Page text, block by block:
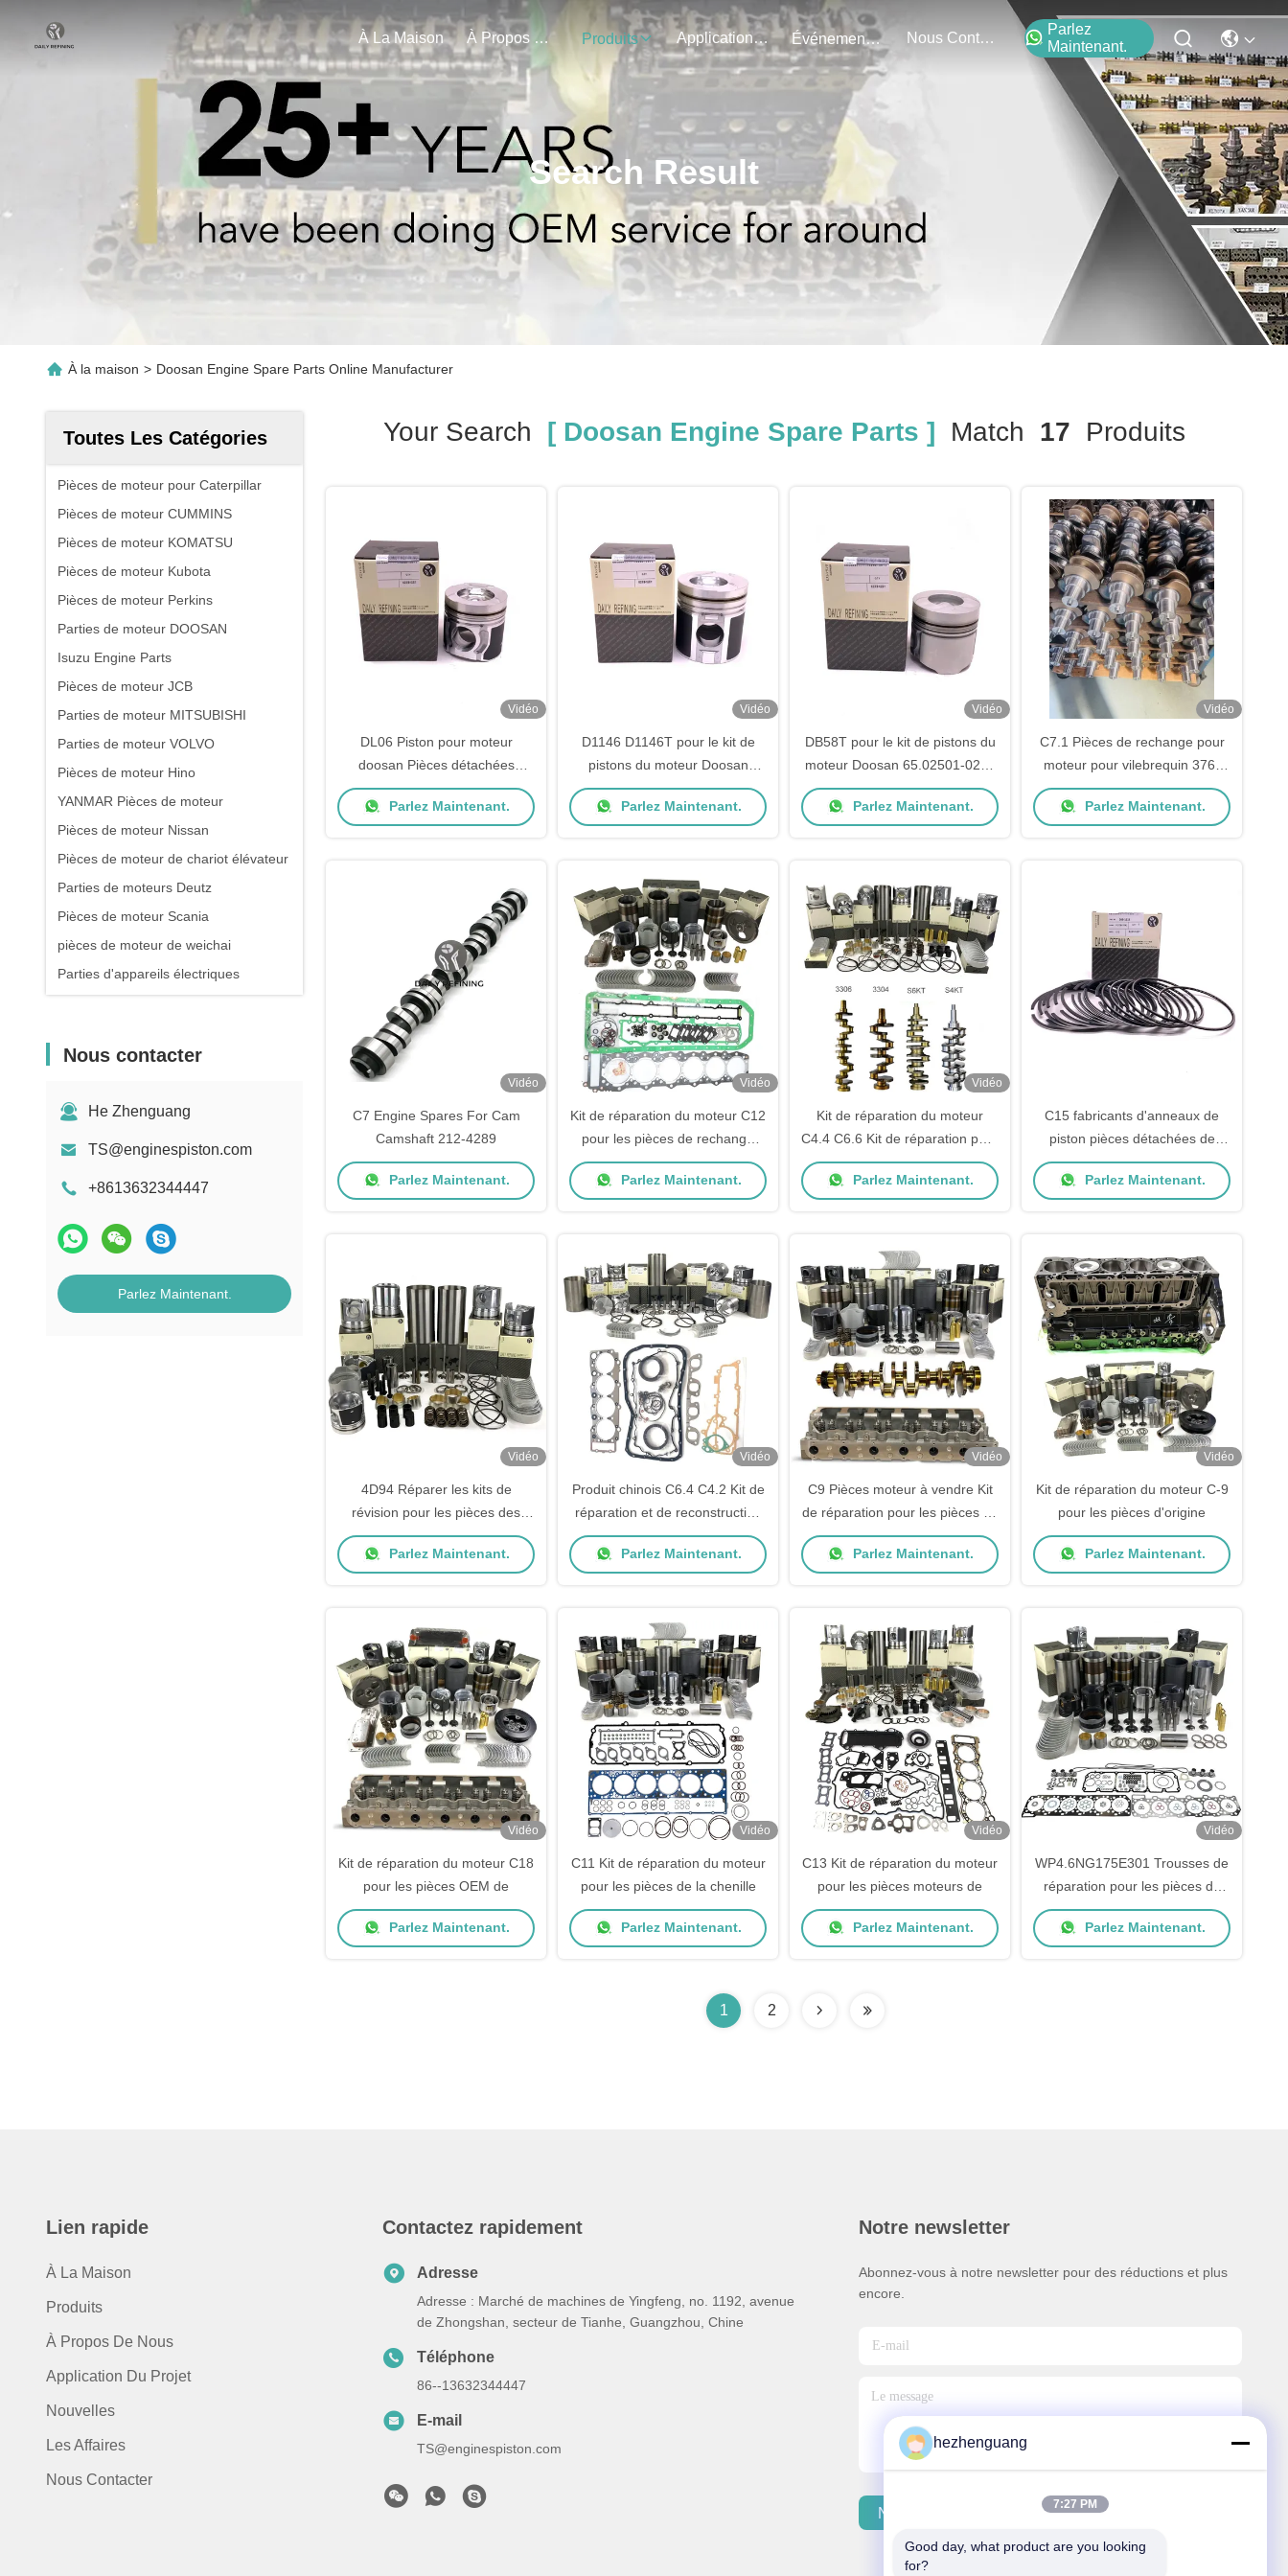
À La Maison À Propos De Nous Produits Application Du Projet Événements Nous Contacter
Parlez
Maintenant.
Search Result
À la maison > Doosan Engine Spare Parts Online Manufacturer
Toutes Les Catégories
Pièces de moteur pour Caterpillar
Pièces de moteur CUMMINS
Pièces de moteur KOMATSU
Pièces de moteur Kubota
Pièces de moteur Perkins
Parties de moteur DOOSAN
Isuzu Engine Parts
Pièces de moteur JCB
Parties de moteur MITSUBISHI
Parties de moteur VOLVO
Pièces de moteur Hino
YANMAR Pièces de moteur
Pièces de moteur Nissan
Pièces de moteur de chariot élévateur
Parties de moteurs Deutz
Pièces de moteur Scania
pièces de moteur de weichai
Parties d'appareils électriques
Nous contacter
He Zhenguang
TS@enginespiston.com
+8613632344447
Parlez Maintenant.
Your Search [ Doosan Engine Spare Parts ] Match 17 Produits
Vidéo
DL06 Piston pour moteur
doosan Pièces détachées
65.02501-0478
Parlez Maintenant.
Vidéo
D1146 D1146T pour le kit de
pistons du moteur Doosan
65.02501-0507
Parlez Maintenant.
Vidéo
DB58T pour le kit de pistons du
moteur Doosan 65.02501-0280
65.02501-0561
Parlez Maintenant.
Vidéo
C7.1 Pièces de rechange pour
moteur pour vilebrequin 376-
4074
Parlez Maintenant.
Vidéo
C7 Engine Spares For Cam
Camshaft 212-4289
Parlez Maintenant.
Vidéo
Kit de réparation du moteur C12
pour les pièces de rechange
pour chats
Parlez Maintenant.
Vidéo
Kit de réparation du moteur
C4.4 C6.6 Kit de réparation pour
pièces de rechange de chats
Parlez Maintenant.
C15 fabricants d'anneaux de
piston pièces détachées de
moteurs 310-4188 306-4016
306-4014
Parlez Maintenant.
Vidéo
4D94 Réparer les kits de
révision pour les pièces des
excavatrices Komatsu
Parlez Maintenant.
Vidéo
Produit chinois C6.4 C4.2 Kit de
réparation et de reconstruction
du moteur pour pièces de
pièces d'excavatrice de chat
Parlez Maintenant.
Vidéo
C9 Pièces moteur à vendre Kit
de réparation pour les pièces de
chats
Parlez Maintenant.
Vidéo
Kit de réparation du moteur C-9
pour les pièces d'origine
Parlez Maintenant.
Vidéo
Kit de réparation du moteur C18
pour les pièces OEM de
Parlez Maintenant.
Vidéo
C11 Kit de réparation du moteur
pour les pièces de la chenille
Parlez Maintenant.
Vidéo
C13 Kit de réparation du moteur
pour les pièces moteurs de
Parlez Maintenant.
Vidéo
WP4.6NG175E301 Trousses de
réparation pour les pièces de
moteur Weichai
Parlez Maintenant.
1 2
Lien rapide
À La Maison
Produits
À Propos De Nous
Application Du Projet
Nouvelles
Les Affaires
Nous Contacter
Contactez rapidement
Adresse
Adresse : Marché de machines de Yingfeng, no. 1192, avenue
de Zhongshan, secteur de Tianhe, Guangzhou, Chine
Téléphone
86--13632344447
E-mail
TS@enginespiston.com
Notre newsletter
Abonnez-vous à notre newsletter pour des réductions et plus
encore.
Nous Contacter
hezhenguang
7:27 PM
Good day, what product are you looking
for?